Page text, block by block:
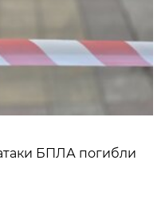
БПЛА погибли